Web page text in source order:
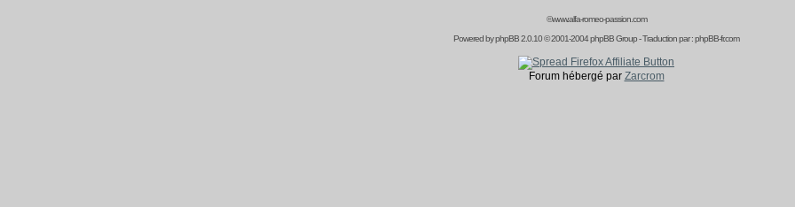
©www.alfa-romeo-passion.com
Powered byphpBB2.0.10 © 2001-2004 phpBB Group - Traduction par :phpBB-fr.com
Forum hébergé par Zarcrom